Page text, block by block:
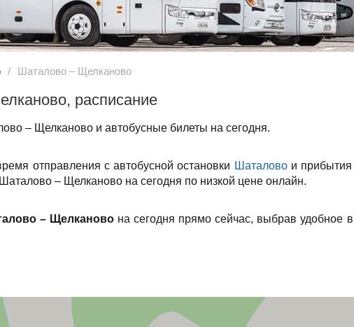
Шаталово – Щелканово
расписание
– Щелканово и автобусные билеты на сегодня.
отправления с автобусной остановки Шаталовои прибытия
– Щелканово на сегодня по низкой цене онлайн.
– Щелкановона сегодня прямо сейчас, выбрав удобное